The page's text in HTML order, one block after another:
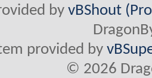
byvBShout
provided by
© 2026